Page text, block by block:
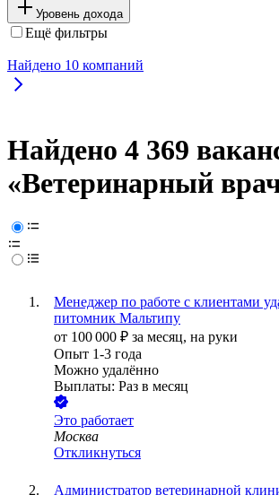
Уровень дохода
Ещё фильтры
Найдено 10 компаний
Найдено 4 369
«Ветеринарный
Менеджер по работе с клиентами
питомник Мальтипу
от 100 000 ₽ за месяц, на руки
Опыт 1-3 года
Можно удалённо
Выплаты: Раз в месяц
Это работает
Москва
Откликнуться
Администратор ветеринарной